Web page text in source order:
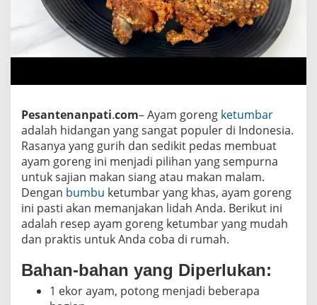
a
r
Pesantenanpati.com– Ayam goreng ketumbar
adalah hidangan yang sangat populer di Indonesia.
Rasanya yang gurih dan sedikit pedas membuat
ayam goreng ini menjadi pilihan yang sempurna
untuk sajian makan siang atau makan malam.
Dengan bumbu ketumbar yang khas, ayam goreng
ini pasti akan memanjakan lidah Anda. Berikut ini
adalah resep ayam goreng ketumbar yang mudah
dan praktis untuk Anda coba di rumah.
Bahan-bahan yang Diperlukan:
1 ekor ayam, potong menjadi beberapa